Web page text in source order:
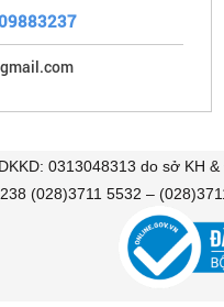
0313048313 do sở
(028)3711 5532 –